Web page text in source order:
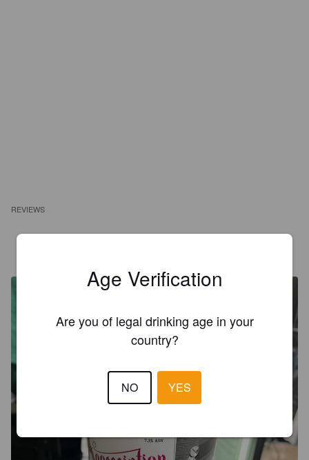
REVIEWS
Age Verification
Are you of legal drinking age in your
country?
NO YES